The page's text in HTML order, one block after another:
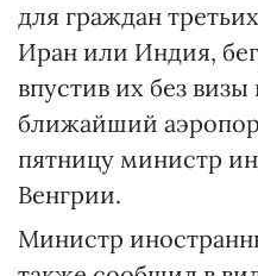
для граждан
Иран или Индия,
впустив их без визы
ближайший
пятницу министр
Венгрии.
Министр